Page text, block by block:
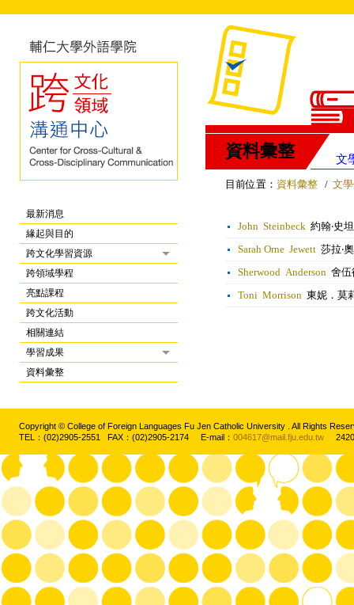
最新消息
緣起與目的
跨文化學習資源
跨領域學程
亮點課程
跨文化活動
相關連結
學習成果
資料彙整
資料彙整 文
目前位置： 資料彙整 / 文
John Steinbeck 約翰‧史
Sarah Orne Jewett 莎拉‧
Sherwood Anderson 舍伍
Toni Morrison 東妮．莫
Copyright © College of Foreign Languages Fu Jen Catholic University . All Rights
TEL：(02)2905-2551 FAX：(02)2905-2174 E-mail： 004617@mail.fju.edu.tw